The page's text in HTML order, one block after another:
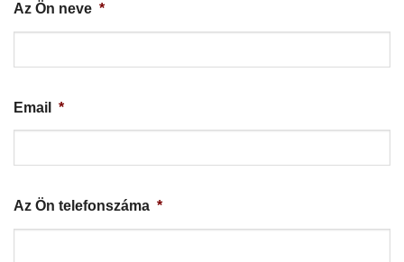
Az Ön neve *
Email *
Az Ön telefonszáma *